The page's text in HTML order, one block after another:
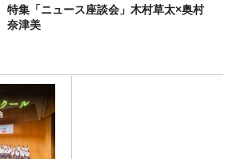
特集「ニュース座談会」木村草太×奥村
奈津美